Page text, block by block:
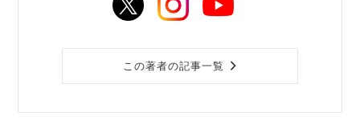
この著者の記事一覧